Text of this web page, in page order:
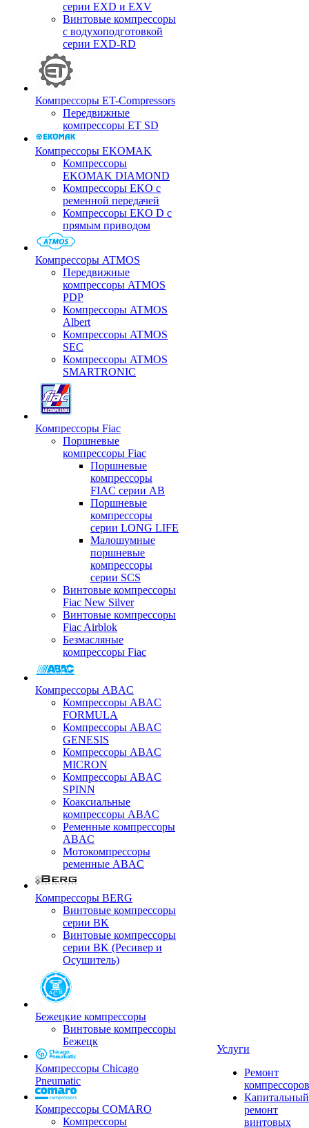
серии EXD и EXV
Винтовые компрессоры
с водухоподготовкой
серии EXD-RD
Компрессоры ET-Compressors
Передвижные
компрессоры ET SD
Компрессоры EKOMAK
Компрессоры
EKOMAK DIAMOND
Компрессоры EKO c
ременной передачей
Компрессоры EKO D с
прямым приводом
Компрессоры ATMOS
Передвижные
компрессоры ATMOS
PDP
Компрессоры ATMOS
Albert
Компрессоры ATMOS
SEC
Компрессоры ATMOS
SMARTRONIC
Компрессоры Fiac
Поршневые
компрессоры Fiac
Поршневые
компрессоры
FIAC серии AB
Поршневые
компрессоры
серии LONG LIFE
Малошумные
поршневые
компрессоры
серии SCS
Винтовые компрессоры
Fiac New Silver
Винтовые компрессоры
Fiac Airblok
Безмасляные
компрессоры Fiac
Компрессоры ABAC
Компрессоры ABAC
FORMULA
Компрессоры ABAC
GENESIS
Компрессоры ABAC
MICRON
Компрессоры ABAC
SPINN
Коаксиальные
компрессоры ABAC
Ременные компрессоры
ABAC
Мотокомпрессоры
ременные ABAC
Компрессоры BERG
Винтовые компрессоры
серии BK
Винтовые компрессоры
серии BK (Ресивер и
Осушитель)
Бежецкие компрессоры
Винтовые компрессоры
Бежецк
Компрессоры Chicago
Pneumatic
Компрессоры COMARO
Компрессоры
Услуги
Ремонт
компрессоров
Капитальный
ремонт
винтовых